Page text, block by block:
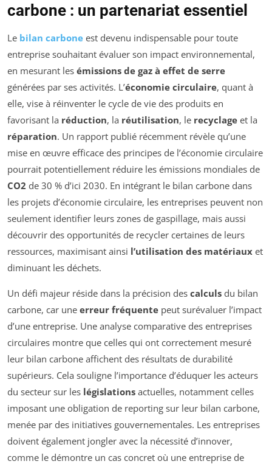
carbone : un partenariat essentiel
Le bilan carbone est devenu indispensable pour toute
entreprise souhaitant évaluer son impact environnemental,
en mesurant les émissions de gaz à effet de serre
générées par ses activités. L’économie circulaire, quant à
elle, vise à réinventer le cycle de vie des produits en
favorisant la réduction, la réutilisation, le recyclage et la
réparation. Un rapport publié récemment révèle qu’une
mise en œuvre efficace des principes de l’économie circulaire
pourrait potentiellement réduire les émissions mondiales de
CO2 de 30 % d’ici 2030. En intégrant le bilan carbone dans
les projets d’économie circulaire, les entreprises peuvent non
seulement identifier leurs zones de gaspillage, mais aussi
découvrir des opportunités de recycler certaines de leurs
ressources, maximisant ainsi l’utilisation des matériaux et
diminuant les déchets.
Un défi majeur réside dans la précision des calculs du bilan
carbone, car une erreur fréquente peut surévaluer l’impact
d’une entreprise. Une analyse comparative des entreprises
circulaires montre que celles qui ont correctement mesuré
leur bilan carbone affichent des résultats de durabilité
supérieurs. Cela souligne l’importance d’éduquer les acteurs
du secteur sur les législations actuelles, notamment celles
imposant une obligation de reporting sur leur bilan carbone,
menée par des initiatives gouvernementales. Les entreprises
doivent également jongler avec la nécessité d’innover,
comme le démontre un cas concret où une entreprise de